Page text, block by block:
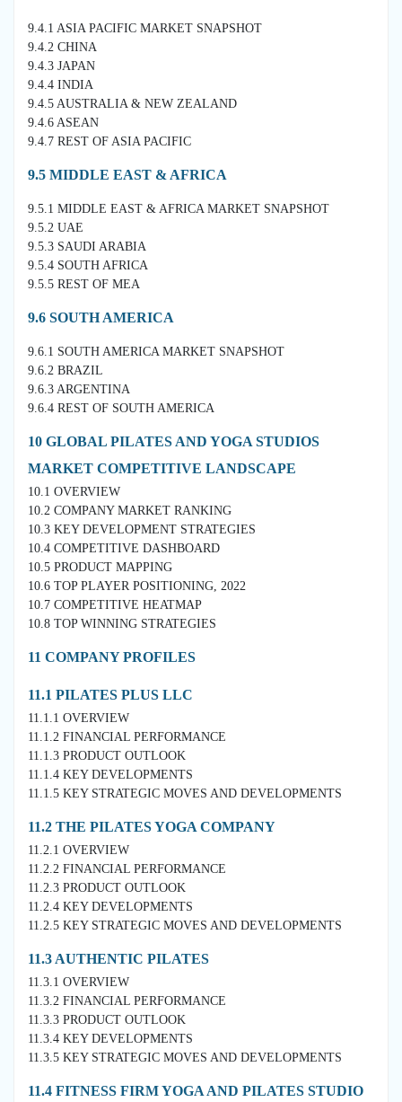
9.4.1 ASIA PACIFIC MARKET SNAPSHOT
9.4.2 CHINA
9.4.3 JAPAN
9.4.4 INDIA
9.4.5 AUSTRALIA & NEW ZEALAND
9.4.6 ASEAN
9.4.7 REST OF ASIA PACIFIC
9.5 MIDDLE EAST & AFRICA
9.5.1 MIDDLE EAST & AFRICA MARKET SNAPSHOT
9.5.2 UAE
9.5.3 SAUDI ARABIA
9.5.4 SOUTH AFRICA
9.5.5 REST OF MEA
9.6 SOUTH AMERICA
9.6.1 SOUTH AMERICA MARKET SNAPSHOT
9.6.2 BRAZIL
9.6.3 ARGENTINA
9.6.4 REST OF SOUTH AMERICA
10 GLOBAL PILATES AND YOGA STUDIOS
MARKET COMPETITIVE LANDSCAPE
10.1 OVERVIEW
10.2 COMPANY MARKET RANKING
10.3 KEY DEVELOPMENT STRATEGIES
10.4 COMPETITIVE DASHBOARD
10.5 PRODUCT MAPPING
10.6 TOP PLAYER POSITIONING, 2022
10.7 COMPETITIVE HEATMAP
10.8 TOP WINNING STRATEGIES
11 COMPANY PROFILES
11.1 PILATES PLUS LLC
11.1.1 OVERVIEW
11.1.2 FINANCIAL PERFORMANCE
11.1.3 PRODUCT OUTLOOK
11.1.4 KEY DEVELOPMENTS
11.1.5 KEY STRATEGIC MOVES AND DEVELOPMENTS
11.2 THE PILATES YOGA COMPANY
11.2.1 OVERVIEW
11.2.2 FINANCIAL PERFORMANCE
11.2.3 PRODUCT OUTLOOK
11.2.4 KEY DEVELOPMENTS
11.2.5 KEY STRATEGIC MOVES AND DEVELOPMENTS
11.3 AUTHENTIC PILATES
11.3.1 OVERVIEW
11.3.2 FINANCIAL PERFORMANCE
11.3.3 PRODUCT OUTLOOK
11.3.4 KEY DEVELOPMENTS
11.3.5 KEY STRATEGIC MOVES AND DEVELOPMENTS
11.4 FITNESS FIRM YOGA AND PILATES STUDIO